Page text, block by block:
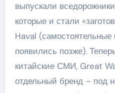
выпускали
которые и стали
Haval
появились позже).
китайские СМИ, Great
отдельный бренд – под